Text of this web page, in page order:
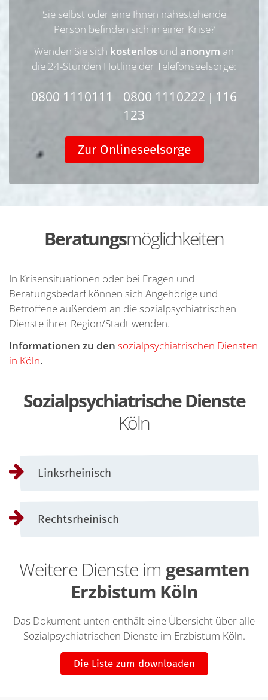
Sie selbst oder eine Ihnen nahestehende
Person befinden sich in einer Krise?
Wenden Sie sich kostenlos und anonym an
die 24-Stunden Hotline der Telefonseelsorge:
0800 1110111 | 0800 1110222 | 116
123
Zur Onlineseelsorge
Beratungsmöglichkeiten
In Krisensituationen oder bei Fragen und
Beratungsbedarf können sich Angehörige und
Betroffene außerdem an die sozialpsychiatrischen
Dienste ihrer Region/Stadt wenden.
Informationen zu den sozialpsychiatrischen Diensten
in Köln.
Sozialpsychiatrische Dienste
Köln
Linksrheinisch
Rechtsrheinisch
Weitere Dienste im gesamten
Erzbistum Köln
Das Dokument unten enthält eine Übersicht über alle
Sozialpsychiatrischen Dienste im Erzbistum Köln.
Die Liste zum downloaden